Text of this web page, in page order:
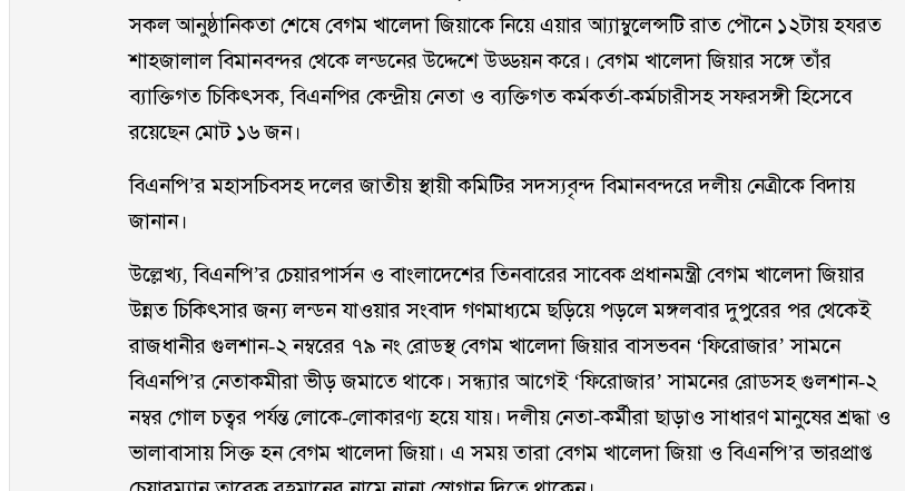
সকল আনুষ্ঠানিকতা শেষে বেগম খালেদা জিয়াকে নিয়ে এয়ার আ্যাম্বুলেন্সটি রাত পৌনে ১২টায় হযরত
শাহজালাল বিমানবন্দর থেকে লন্ডনের উদ্দেশে উড্ডয়ন করে। বেগম খালেদা জিয়ার সঙ্গে তাঁর
ব্যাক্তিগত চিকিৎসক, বিএনপির কেন্দ্রীয় নেতা ও ব্যক্তিগত কর্মকর্তা-কর্মচারীসহ সফরসঙ্গী হিসেবে
রয়েছেন মোট ১৬ জন।
বিএনপি’র মহাসচিবসহ দলের জাতীয় স্থায়ী কমিটির সদস্যবৃন্দ বিমানবন্দরে দলীয় নেত্রীকে বিদায়
জানান।
উল্লেখ্য, বিএনপি’র চেয়ারপার্সন ও বাংলাদেশের তিনবারের সাবেক প্রধানমন্ত্রী বেগম খালেদা জিয়ার
উন্নত চিকিৎসার জন্য লন্ডন যাওয়ার সংবাদ গণমাধ্যমে ছড়িয়ে পড়লে মঙ্গলবার দুপুরের পর থেকেই
রাজধানীর গুলশান-২ নম্বরের ৭৯ নং রোডস্থ বেগম খালেদা জিয়ার বাসভবন ‘ফিরোজার’ সামনে
বিএনপি’র নেতাকমীরা ভীড় জমাতে থাকে। সন্ধ্যার আগেই ‘ফিরোজার’ সামনের রোডসহ গুলশান-২
নম্বর গোল চত্বর পর্যন্ত লোকে-লোকারণ্য হয়ে যায়। দলীয় নেতা-কর্মীরা ছাড়াও সাধারণ মানুষের শ্রদ্ধা ও
ভালাবাসায় সিক্ত হন বেগম খালেদা জিয়া। এ সময় তারা বেগম খালেদা জিয়া ও বিএনপি’র ভারপ্রাপ্ত